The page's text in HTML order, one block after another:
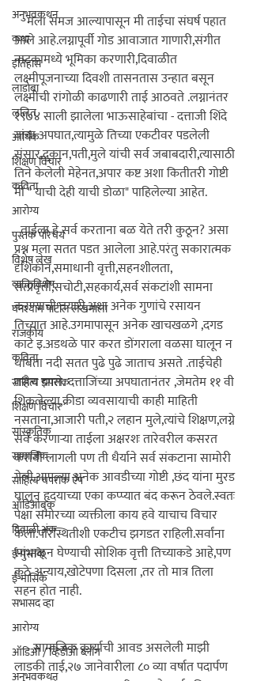
अनुभवकथन
कथा
इतिहास
लाडोबा
ललित
आर्थिक
शिक्षण विचार
कविता
आरोग्य
पुस्तक परिचय
विशेष लेख
व्यक्तिविशेष
घनश्याम पाटील लेखमाला
राजकीय
कविता
साहित्य चपराक
शिक्षण विचार
सांस्कृतिक
सामाजिक
साहित्य चपराक ऍप
ऑडिओबुक
दिवाळी अंक
ई-पुस्तके
ई-मासिके
सभासद व्हा
आरोग्य
ऑडिओ / व्हिडीओ ब्लॉग
अनुभवकथन
    मला समज आल्यापासून मी ताईचा संघर्ष पहात
आले आहे.लग्नापूर्वी गोड आवाजात गाणारी,संगीत
नाटकामध्ये भूमिका करणारी,दिवाळीत
लक्ष्मीपूजनाच्या दिवशी तासनतास उन्हात बसून
लक्ष्मीची रांगोळी काढणारी ताई आठवते .लग्नानंतर
१९७४ साली झालेला भाऊसाहेबांचा - दत्ताजी शिंदे
यांचा अपघात,त्यामुळे तिच्या एकटीवर पडलेली
संसार,दुकान,पती,मुले यांची सर्व जबाबदारी,त्यासाठी
तिने केलेली मेहेनत,अपार कष्ट अशा कितीतरी गोष्टी
मी " याची देही याची डोळा" पाहिलेल्या आहेत.
  ताईला हे सर्व करताना बळ येते तरी कुठून? असा
प्रश्न मला सतत पडत आलेला आहे.परंतु सकारात्मक
दृशिकोन,समाधानी वृत्ती,सहनशीलता,
सत्प्रवृत्ती,सचोटी,सहकार्य,सर्व संकटांशी सामना
करण्याची तयारी,अशा अनेक गुणांचे रसायन
तिच्यात आहे.उगमापासून अनेक खाचखळगे ,दगड
काटे इ.अडथळे पार करत डोंगराला वळसा घालून न
थांबता नदी सतत पुढे पुढे जाताच असते .ताईचेही
तसेच झाले. दत्ताजिंच्या अपघातानंतर ,जेमतेम ११ वी
शिकलेल्या,क्रीडा व्यवसायाची काही माहिती
नसताना,आजारी पती,२ लहान मुले,त्यांचे शिक्षण,लग्ने
सर्व करणाऱ्या ताईला अक्षरशः तारेवरील कसरत
करावी लागली पण ती धैर्याने सर्व संकटाना सामोरी
गेली.आपल्या अनेक आवडीच्या गोष्टी ,छंद यांना मुरड
घालून हृदयाच्या एका कप्प्यात बंद करून ठेवले.स्वतः
पेक्षा समोरच्या व्यक्तीला काय हवे याचाच विचार
केला.परिस्थितीशी एकटीच झगडत राहिली.सर्वांना
सांभाळून घेण्याची सोशिक वृत्ती तिच्याकडे आहे,पण
कुठे अन्याय,खोटेपणा दिसला ,तर तो मात्र तिला
सहन होत नाही.
      सामाजिक कार्याची आवड असलेली माझी
लाडकी ताई,२७ जानेवारीला ८० व्या वर्षात पदार्पण